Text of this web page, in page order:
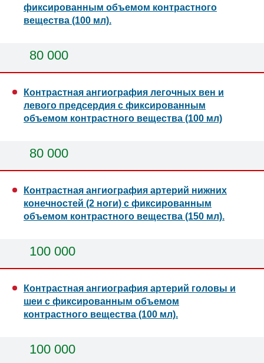
фиксированным объемом контрастного
вещества (100 мл).
80 000
Контрастная ангиография легочных вен и
левого предсердия с фиксированным
объемом контрастного вещества (100 мл)
80 000
Контрастная ангиография артерий нижних
конечностей (2 ноги) с фиксированным
объемом контрастного вещества (150 мл).
100 000
Контрастная ангиография артерий головы и
шеи с фиксированным объемом
контрастного вещества (100 мл).
100 000